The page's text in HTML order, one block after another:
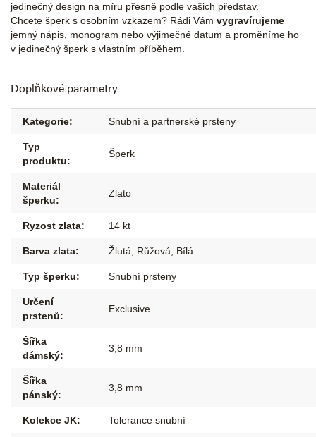
jedinečný design na míru přesně podle vašich představ.
Chcete šperk s osobním vzkazem? Rádi Vám vygravírujeme
jemný nápis, monogram nebo výjimečné datum a proměníme ho
v jedinečný šperk s vlastním příběhem.
Doplňkové parametry
Kategorie: Snubní a partnerské prsteny
Typ
produktu:
Šperk
Materiál
šperku:
Zlato
Ryzost zlata: 14 kt
Barva zlata: Žlutá Růžová Bílá
Typ šperku: Snubní prsteny
Určení
prstenů:
Exclusive
Šířka
dámský:
3,8 mm
Šířka
pánský:
3,8 mm
Kolekce JK: Tolerance snubní